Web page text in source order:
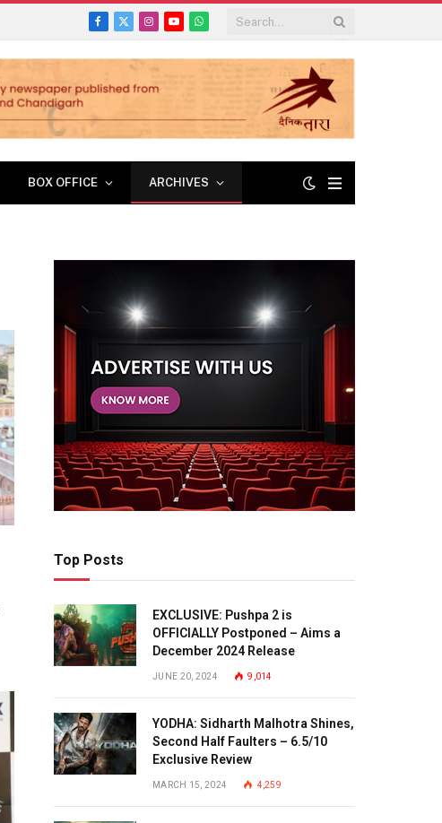
Facebook
X
Instagram
YouTubeWhatsApp
BOX OFFICE ARCHIVES
Top Posts
EXCLUSIVE: Pushpa 2 is
OFFICIALLY Postponed – Aims a
December 2024 Release
JUNE 20, 2024 9,014
YODHA: Sidharth Malhotra Shines,
Second Half Faulters – 6.5/10
Exclusive Review
MARCH 15, 2024 4,259